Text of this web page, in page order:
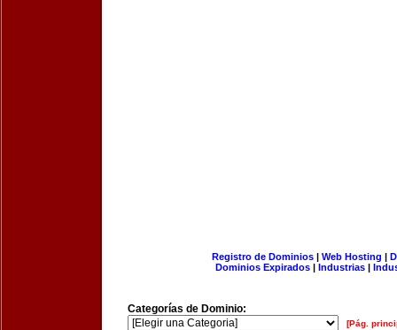
Registro de Dominios| Web Hosting |
Dominios Expirados | Industrias |
Categorías de Dominio:
[Pág.